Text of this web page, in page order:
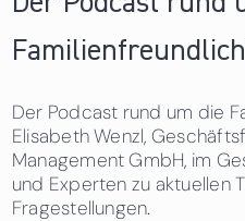
Der Podcast rund um die
Elisabeth Wenzl,
Management GmbH, im
und Experten zu aktuellen
Fragestellungen.